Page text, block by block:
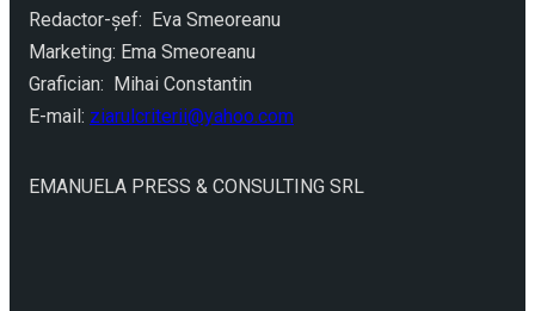
Redactor-şef: Eva Smeoreanu
Marketing: Ema Smeoreanu
Grafician: Mihai Constantin
E-mail: ziarulcriterii@yahoo.com
EMANUELA PRESS & CONSULTING SRL